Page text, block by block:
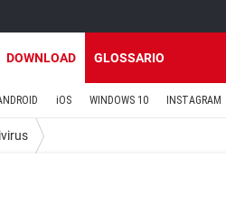
DOWNLOAD GLOSSARIO
iOS WINDOWS 10 INSTAGRAM